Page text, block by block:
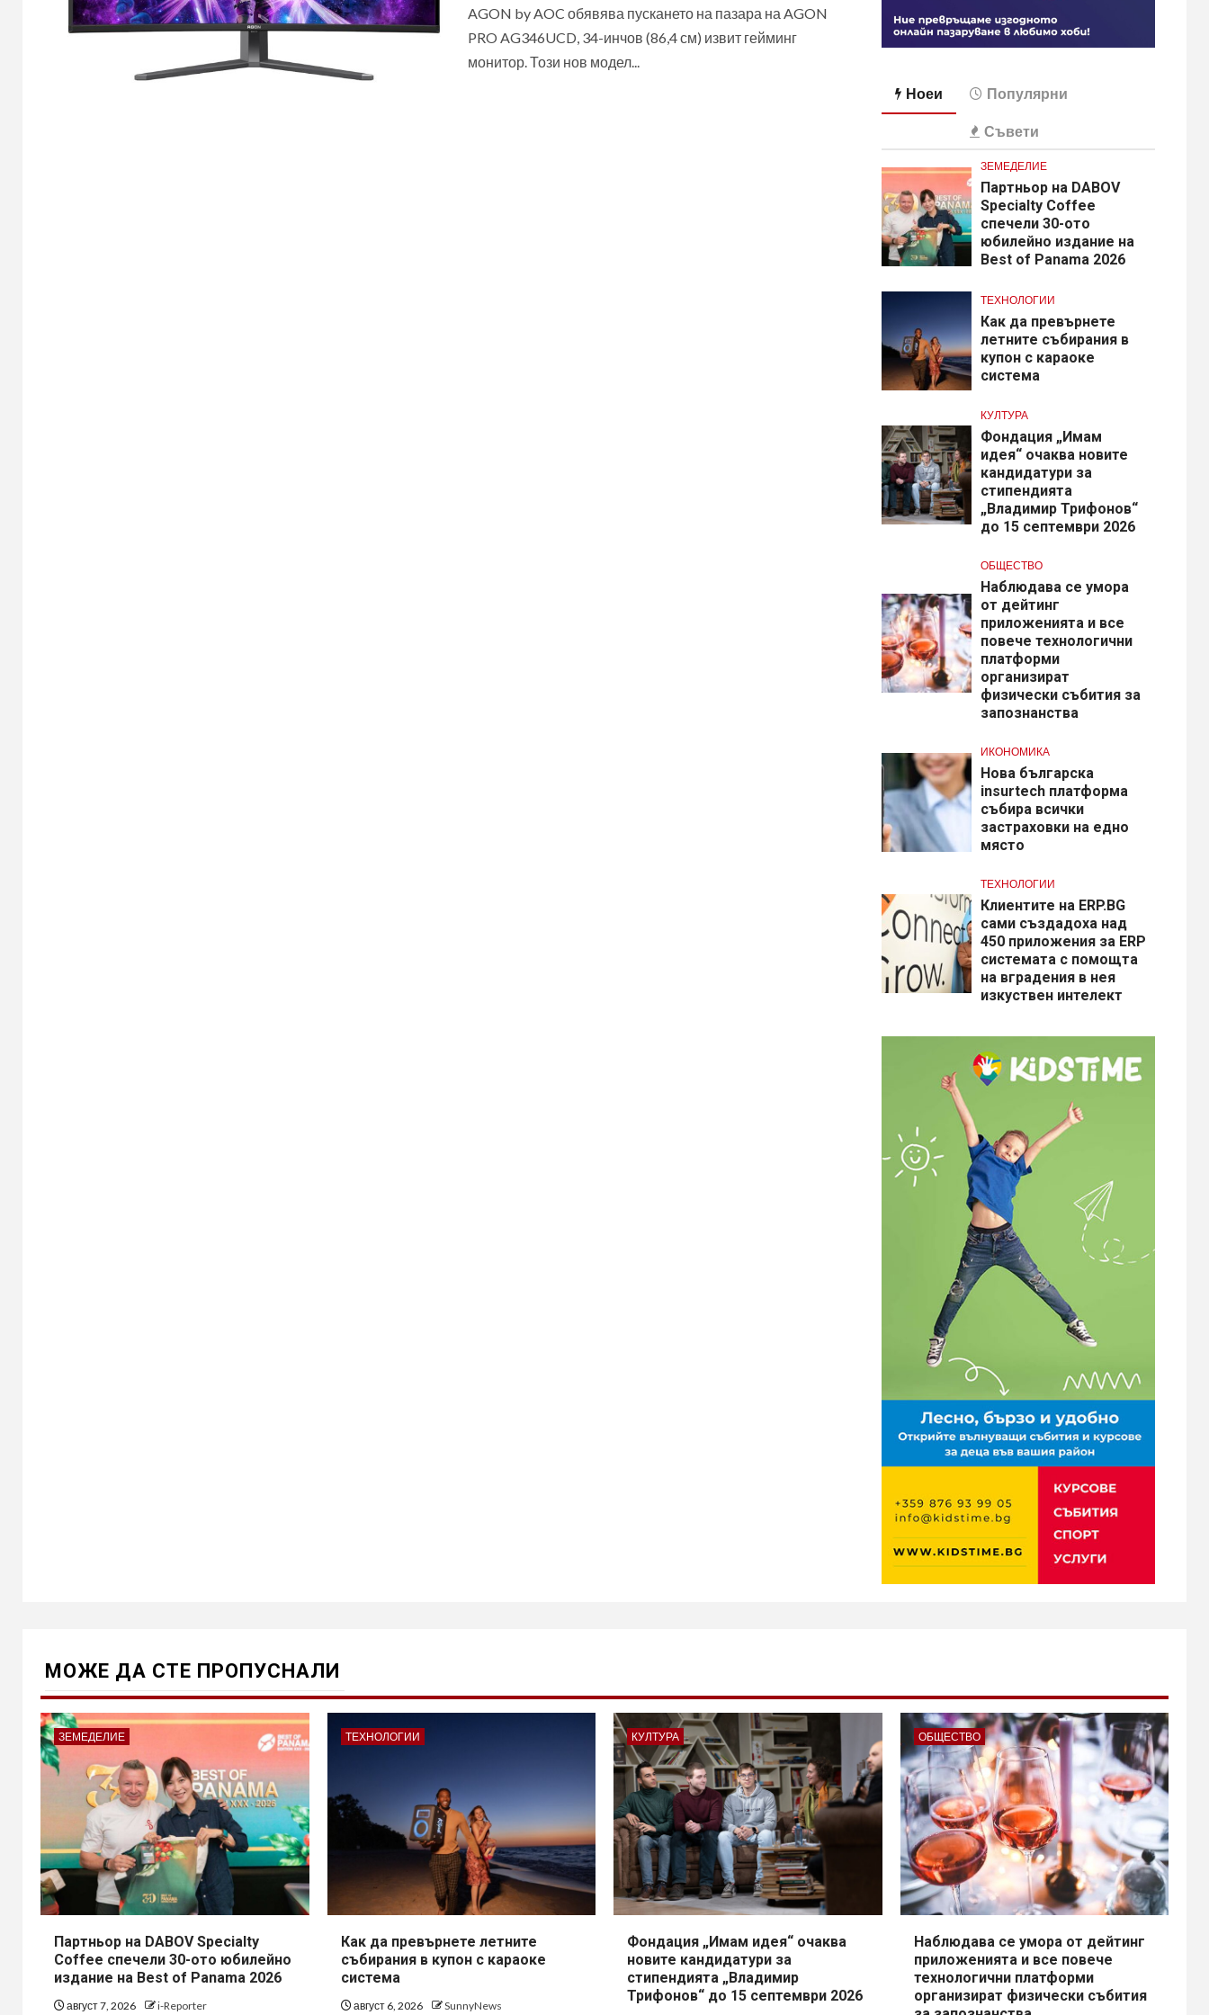
AGON by AOC обявява пускането на пазара на AGON
PRO AG346UCD, 34-инчов (86,4 см) извит гейминг
монитор. Този нов модел...
Ноеи
Популярни
Съвети
ЗЕМЕДЕЛИЕ
Партньор на DABOV
Specialty Coffee
спечели 30-ото
юбилейно издание на
Best of Panama 2026
ТЕХНОЛОГИИ
Как да превърнете
летните събирания в
купон с караоке
система
КУЛТУРА
Фондация „Имам
идея“ очаква новите
кандидатури за
стипендията
„Владимир Трифонов“
до 15 септември 2026
ОБЩЕСТВО
Наблюдава се умора
от дейтинг
приложенията и все
повече технологични
платформи
организират
физически събития за
запознанства
ИКОНОМИКА
Нова българска
insurtech платформа
събира всички
застраховки на едно
място
ТЕХНОЛОГИИ
Клиентите на ERP.BG
сами създадоха над
450 приложения за ERP
системата с помощта
на вградения в нея
изкуствен интелект
МОЖE ДА СТЕ ПРОПУСНАЛИ
ЗЕМЕДЕЛИЕ
Партньор на DABOV Specialty
Coffee спечели 30-ото юбилейно
издание на Best of Panama 2026
август 7, 2026 i-Reporter
ТЕХНОЛОГИИ
Как да превърнете летните
събирания в купон с караоке
система
август 6, 2026 SunnyNews
КУЛТУРА
Фондация „Имам идея“ очаква
новите кандидатури за
стипендията „Владимир
Трифонов“ до 15 септември 2026
ОБЩЕСТВО
Наблюдава се умора от дейтинг
приложенията и все повече
технологични платформи
организират физически събития